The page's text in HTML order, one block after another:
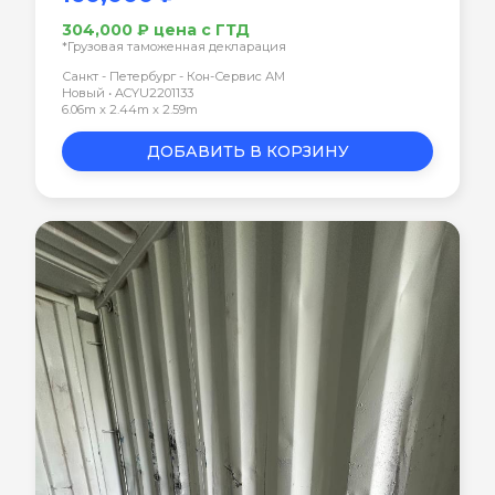
304,000 ₽ цена с ГТД
*Грузовая таможенная декларация
Санкт - Петербург - Кон-Сервис АМ
Новый • ACYU2201133
6.06m x 2.44m x 2.59m
ДОБАВИТЬ В КОРЗИНУ